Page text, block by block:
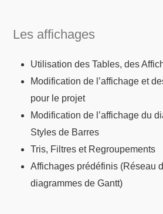
Les affichages
Utilisation des Tables, des
Modification de l’affichage et
pour le projet
Modification de l’affichage du
Styles de Barres
Tris, Filtres et Regroupements
Affichages prédéfinis (Réseau
diagrammes de Gantt)